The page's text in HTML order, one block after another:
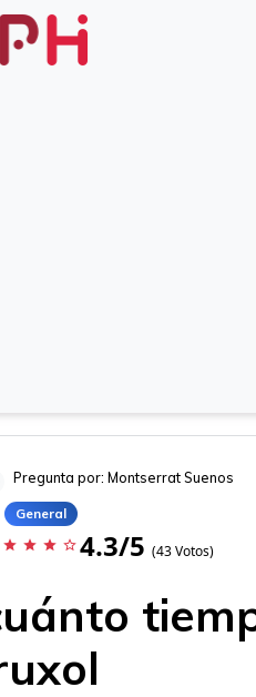
Pregunta por: Montserrat Suenos
General
star star star star_border 4.3/5 (43 Votos)